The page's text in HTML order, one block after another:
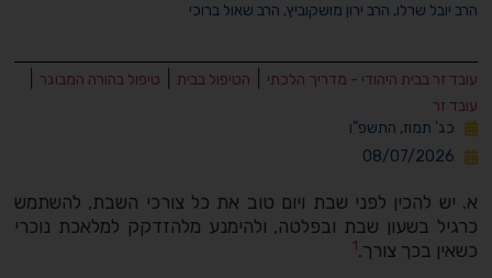
הרב יובל שרלו, הרב ירון מושקוביץ, הרב שאול ברוכי
עובד זר בבית היהודי - מדריך הלכתי הטיפול בבית טיפול בהורה המבוגר
עובד זר
כג' תמוז, התשפ"ו
08/07/2026
א. יש להכין לפני שבת ויום טוב את כל צורכי השבת, להשתמש
כרגיל בשעון שבת ובפלטה, ולהימנע מלהזדקק למלאכת נוכרי
כשאין בכך צורך.1